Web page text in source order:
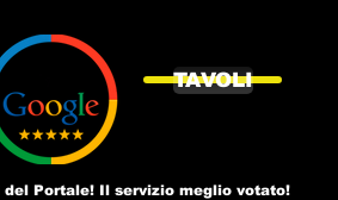
TAVOLI
Portale! Il servizio meglio votato!